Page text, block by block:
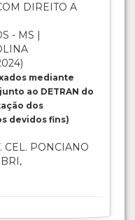
DIREITO A
- MS |
mediante
ao DETRAN do
dos
devidos fins)
CEL. PONCIANO